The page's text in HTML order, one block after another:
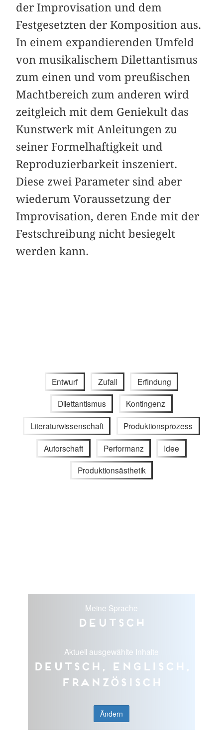
der Improvisation und dem
Festgesetzten der Komposition aus.
In einem expandierenden Umfeld
von musikalischem Dilettantismus
zum einen und vom preußischen
Machtbereich zum anderen wird
zeitgleich mit dem Geniekult das
Kunstwerk mit Anleitungen zu
seiner Formelhaftigkeit und
Reproduzierbarkeit inszeniert.
Diese zwei Parameter sind aber
wiederum Voraussetzung der
Improvisation, deren Ende mit der
Festschreibung nicht besiegelt
werden kann.
Entwurf Zufall Erfindung
Dilettantismus Kontingenz
Literaturwissenschaft Produktionsprozess
Autorschaft Performanz Idee
Produktionsästhetik
Meine Sprache
Deutsch
Aktuell ausgewählte Inhalte
Deutsch, Englisch,
Französisch
Ändern